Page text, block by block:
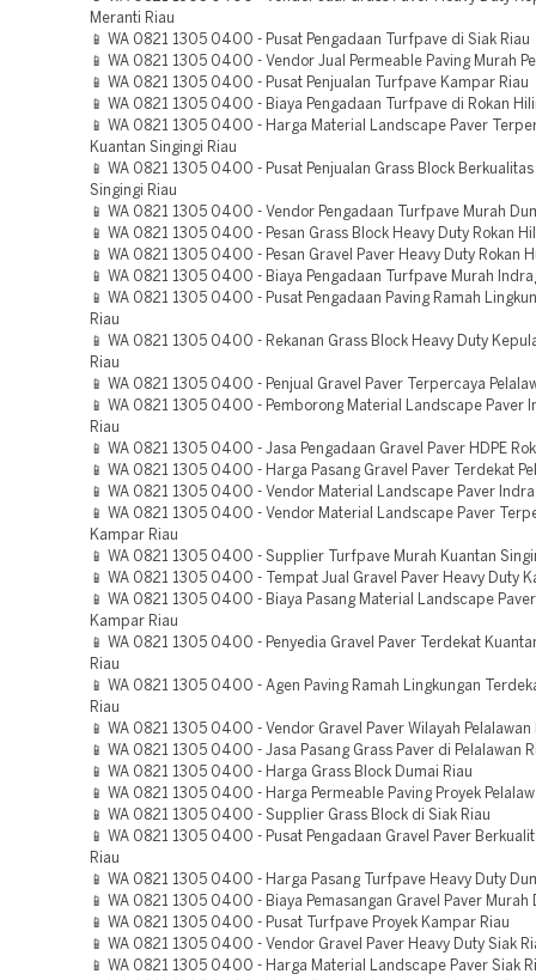
Meranti Riau
📱 WA 0821 1305 0400 - Pusat Pengadaan Turfpave di Siak Riau
📱 WA 0821 1305 0400 - Vendor Jual Permeable Paving Murah
📱 WA 0821 1305 0400 - Pusat Penjualan Turfpave Kampar Riau
📱 WA 0821 1305 0400 - Biaya Pengadaan Turfpave di Rokan
📱 WA 0821 1305 0400 - Harga Material Landscape Paver
Kuantan Singingi Riau
📱 WA 0821 1305 0400 - Pusat Penjualan Grass Block
Singingi Riau
📱 WA 0821 1305 0400 - Vendor Pengadaan Turfpave Murah
📱 WA 0821 1305 0400 - Pesan Grass Block Heavy Duty Rokan
📱 WA 0821 1305 0400 - Pesan Gravel Paver Heavy Duty Rokan
📱 WA 0821 1305 0400 - Biaya Pengadaan Turfpave Murah
📱 WA 0821 1305 0400 - Pusat Pengadaan Paving Ramah
Riau
📱 WA 0821 1305 0400 - Rekanan Grass Block Heavy Duty
Riau
📱 WA 0821 1305 0400 - Penjual Gravel Paver Terpercaya
📱 WA 0821 1305 0400 - Pemborong Material Landscape Paver
Riau
📱 WA 0821 1305 0400 - Jasa Pengadaan Gravel Paver HDPE
📱 WA 0821 1305 0400 - Harga Pasang Gravel Paver Terdekat
📱 WA 0821 1305 0400 - Vendor Material Landscape Paver
📱 WA 0821 1305 0400 - Vendor Material Landscape Paver
Kampar Riau
📱 WA 0821 1305 0400 - Supplier Turfpave Murah Kuantan
📱 WA 0821 1305 0400 - Tempat Jual Gravel Paver Heavy Duty
📱 WA 0821 1305 0400 - Biaya Pasang Material Landscape Paver
Kampar Riau
📱 WA 0821 1305 0400 - Penyedia Gravel Paver Terdekat
Riau
📱 WA 0821 1305 0400 - Agen Paving Ramah Lingkungan
Riau
📱 WA 0821 1305 0400 - Vendor Gravel Paver Wilayah Pelalawan
📱 WA 0821 1305 0400 - Jasa Pasang Grass Paver di Pelalawan
📱 WA 0821 1305 0400 - Harga Grass Block Dumai Riau
📱 WA 0821 1305 0400 - Harga Permeable Paving Proyek
📱 WA 0821 1305 0400 - Supplier Grass Block di Siak Riau
📱 WA 0821 1305 0400 - Pusat Pengadaan Gravel Paver
Riau
📱 WA 0821 1305 0400 - Harga Pasang Turfpave Heavy Duty
📱 WA 0821 1305 0400 - Biaya Pemasangan Gravel Paver Murah
📱 WA 0821 1305 0400 - Pusat Turfpave Proyek Kampar Riau
📱 WA 0821 1305 0400 - Vendor Gravel Paver Heavy Duty Siak
📱 WA 0821 1305 0400 - Harga Material Landscape Paver Siak